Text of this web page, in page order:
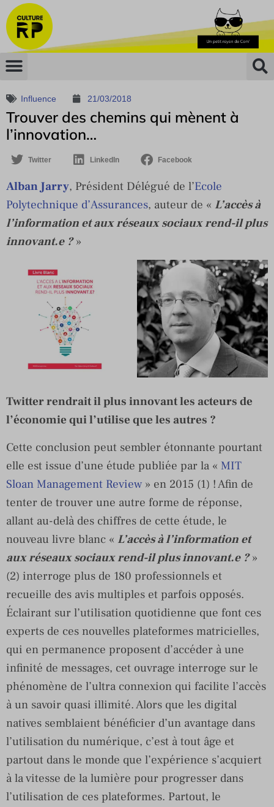
Influence 21/03/2018
Trouver des chemins qui mènent à
l’innovation…
Twitter LinkedIn Facebook
Alban Jarry, Président Délégué de l’Ecole
Polytechnique d’Assurances, auteur de « L’accès à
l’information et aux réseaux sociaux rend-il plus
innovant.e ?»
Twitter rendrait il plus innovant les acteurs de
l’économie qui l’utilise que les autres ?
Cette conclusion peut sembler étonnante pourtant
elle est issue d’une étude publiée par la « MIT
Sloan Management Review » en 2015 (1) ! Afin de
tenter de trouver une autre forme de réponse,
allant au-delà des chiffres de cette étude, le
nouveau livre blanc « L’accès à l’information et
aux réseaux sociaux rend-il plus innovant.e ?»
(2) interroge plus de 180 professionnels et
recueille des avis multiples et parfois opposés.
Éclairant sur l’utilisation quotidienne que font ces
experts de ces nouvelles plateformes matricielles,
qui en permanence proposent d’accéder à une
infinité de messages, cet ouvrage interroge sur le
phénomène de l’ultra connexion qui facilite l’accès
à un savoir quasi illimité. Alors que les digital
natives semblaient bénéficier d’un avantage dans
l’utilisation du numérique, c’est à tout âge et
partout dans le monde que l’expérience s’acquiert
à la vitesse de la lumière pour progresser dans
l’utilisation de ces plateformes. Partout, le